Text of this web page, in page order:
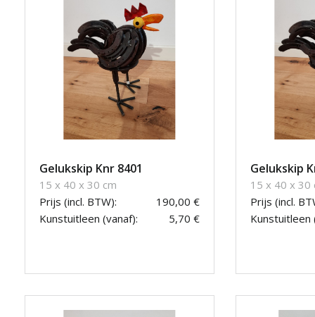
Gelukskip Knr 8401
15 x 40 x 30 cm
Prijs (incl. BTW):
190,00 €
Kunstuitleen (vanaf):
5,70 €
Gelukskip
15 x 40 x 30
Prijs (incl.
Kunstuitleen